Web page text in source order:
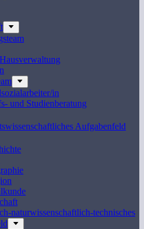
in
und Studienberatung
Aufgabenfeld
naturwissenschaftlich-technisches